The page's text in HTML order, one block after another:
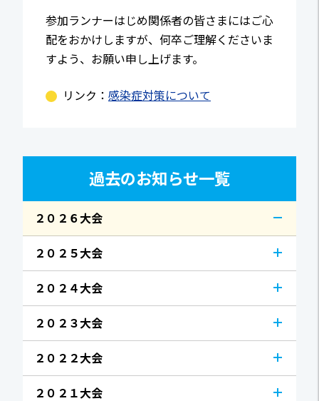
参加ランナーはじめ関係者の皆さまにはご心
配をおかけしますが、何卒ご理解くださいま
すよう、お願い申し上げます。
リンク： 感染症対策について
過去のお知らせ一覧
２０２６大会
２０２５大会
２０２４大会
２０２３大会
２０２２大会
２０２１大会